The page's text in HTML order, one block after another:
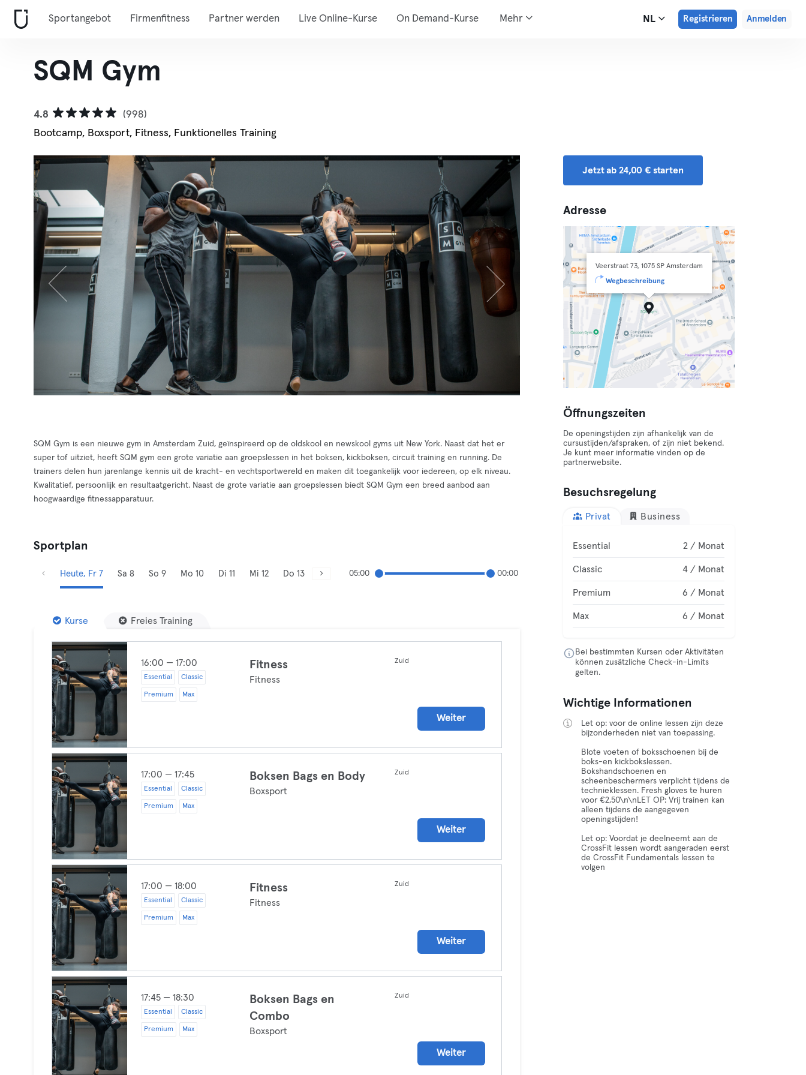
Sportangebot Firmenfitness Partner werden Live Online-Kurse On Demand-Kurse Mehr NL Registrieren Anmelden
SQM Gym
4.8
(998)
Bootcamp, Boxsport, Fitness, Funktionelles Training
SQM Gym is een nieuwe gym in Amsterdam Zuid, geïnspireerd op de oldskool en newskool gyms uit New York. Naast dat het er
super tof uitziet, heeft SQM gym een grote variatie aan groepslessen in het boksen, kickboksen, circuit training en running. De
trainers delen hun jarenlange kennis uit de kracht- en vechtsportwereld en maken dit toegankelijk voor iedereen, op elk niveau.
Kwalitatief, persoonlijk en resultaatgericht. Naast de grote variatie aan groepslessen biedt SQM Gym een breed aanbod aan
hoogwaardige fitnessapparatuur.
Sportplan
Heute, Fr 7 Sa 8 So 9 Mo 10 Di 11 Mi 12 Do 13 05:00 00:00
Kurse Freies Training
16:00 — 17:00
Essential Classic
Premium Max
Fitness
Fitness
Zuid
Weiter
17:00 — 17:45
Essential Classic
Premium Max
Boksen Bags en Body
Boxsport
Zuid
Weiter
17:00 — 18:00
Essential Classic
Premium Max
Fitness
Fitness
Zuid
Weiter
17:45 — 18:30
Essential Classic
Premium Max
Boksen Bags en
Combo
Boxsport
Zuid
Weiter
Jetzt ab 24,00 € starten
Adresse
Veerstraat 73, 1075 SP Amsterdam
Wegbeschreibung
Öffnungszeiten
De openingstijden zijn afhankelijk van de
cursustijden/afspraken, of zijn niet bekend.
Je kunt meer informatie vinden op de
partnerwebsite.
Besuchsregelung
Privat Business
Essential 2 / Monat
Classic 4 / Monat
Premium 6 / Monat
Max 6 / Monat
Bei bestimmten Kursen oder Aktivitäten
können zusätzliche Check-in-Limits
gelten.
Wichtige Informationen
Let op: voor de online lessen zijn deze
bijzonderheden niet van toepassing.
Blote voeten of boksschoenen bij de
boks-en kickbokslessen.
Bokshandschoenen en
scheenbeschermers verplicht tijdens de
technieklessen. Fresh gloves te huren
voor €2,50\n\nLET OP: Vrij trainen kan
alleen tijdens de aangegeven
openingstijden!
Let op: Voordat je deelneemt aan de
CrossFit lessen wordt aangeraden eerst
de CrossFit Fundamentals lessen te
volgen